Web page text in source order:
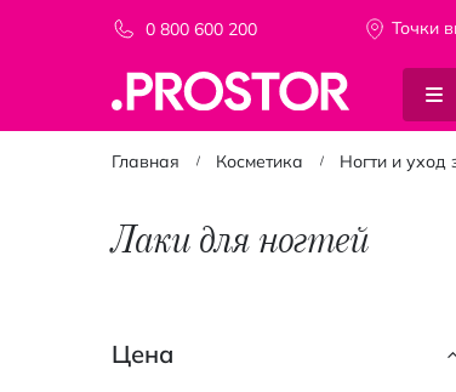
0 800 600 200 Точки
Главная Косметика Ногти и уход
Лаки для ногтей
Цена